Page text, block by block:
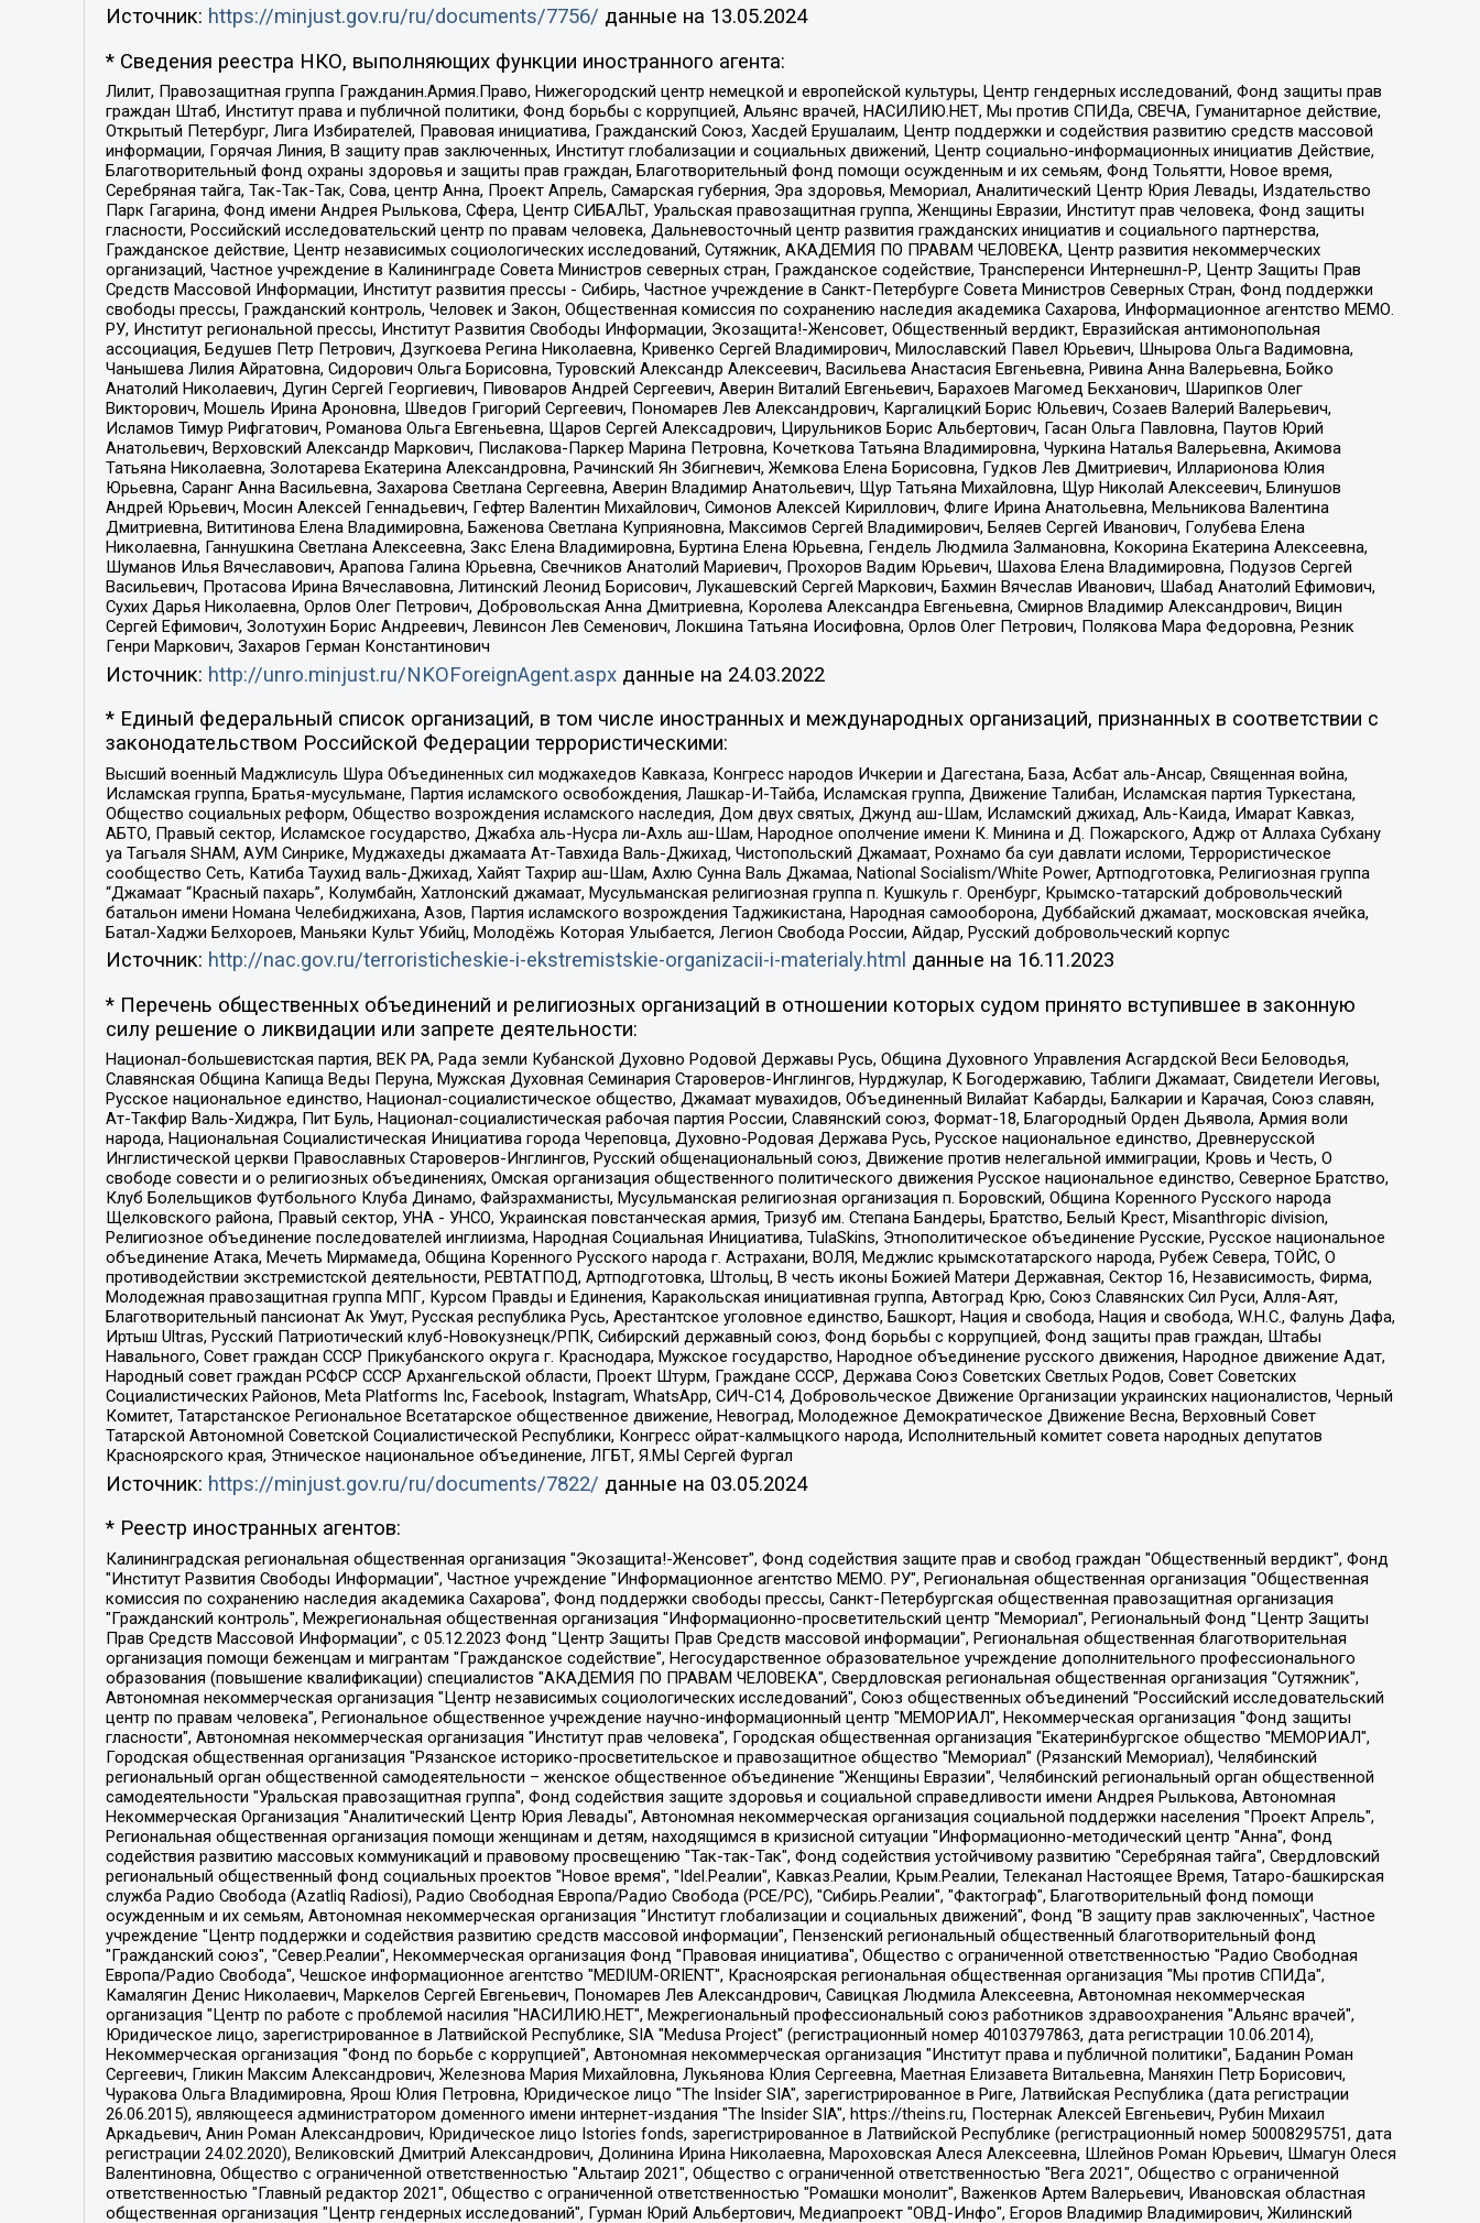
Источник: https://minjust.gov.ru/ru/documents/7756/ данные на 13.05.2024
* Сведения реестра НКО, выполняющих функции иностранного агента:
Лилит, Правозащитная группа Гражданин.Армия.Право, Нижегородский центр немецкой и европейской культуры, Центр гендерных исследований, Фонд защиты прав
граждан Штаб, Институт права и публичной политики, Фонд борьбы с коррупцией, Альянс врачей, НАСИЛИЮ.НЕТ, Мы против СПИДа, СВЕЧА, Гуманитарное действие,
Открытый Петербург, Лига Избирателей, Правовая инициатива, Гражданский Союз, Хасдей Ерушалаим, Центр поддержки и содействия развитию средств массовой
информации, Горячая Линия, В защиту прав заключенных, Институт глобализации и социальных движений, Центр социально-информационных инициатив Действие,
Благотворительный фонд охраны здоровья и защиты прав граждан, Благотворительный фонд помощи осужденным и их семьям, Фонд Тольятти, Новое время,
Серебряная тайга, Так-Так-Так, Сова, центр Анна, Проект Апрель, Самарская губерния, Эра здоровья, Мемориал, Аналитический Центр Юрия Левады, Издательство
Парк Гагарина, Фонд имени Андрея Рылькова, Сфера, Центр СИБАЛЬТ, Уральская правозащитная группа, Женщины Евразии, Институт прав человека, Фонд защиты
гласности, Российский исследовательский центр по правам человека, Дальневосточный центр развития гражданских инициатив и социального партнерства,
Гражданское действие, Центр независимых социологических исследований, Сутяжник, АКАДЕМИЯ ПО ПРАВАМ ЧЕЛОВЕКА, Центр развития некоммерческих
организаций, Частное учреждение в Калининграде Совета Министров северных стран, Гражданское содействие, Трансперенси Интернешнл-Р, Центр Защиты Прав
Средств Массовой Информации, Институт развития прессы - Сибирь, Частное учреждение в Санкт-Петербурге Совета Министров Северных Стран, Фонд поддержки
свободы прессы, Гражданский контроль, Человек и Закон, Общественная комиссия по сохранению наследия академика Сахарова, Информационное агентство МЕМО.
РУ, Институт региональной прессы, Институт Развития Свободы Информации, Экозащита!-Женсовет, Общественный вердикт, Евразийская антимонопольная
ассоциация, Бедушев Петр Петрович, Дзугкоева Регина Николаевна, Кривенко Сергей Владимирович, Милославский Павел Юрьевич, Шнырова Ольга Вадимовна,
Чанышева Лилия Айратовна, Сидорович Ольга Борисовна, Туровский Александр Алексеевич, Васильева Анастасия Евгеньевна, Ривина Анна Валерьевна, Бойко
Анатолий Николаевич, Дугин Сергей Георгиевич, Пивоваров Андрей Сергеевич, Аверин Виталий Евгеньевич, Барахоев Магомед Бекханович, Шарипков Олег
Викторович, Мошель Ирина Ароновна, Шведов Григорий Сергеевич, Пономарев Лев Александрович, Каргалицкий Борис Юльевич, Созаев Валерий Валерьевич,
Исламов Тимур Рифгатович, Романова Ольга Евгеньевна, Щаров Сергей Алексадрович, Цирульников Борис Альбертович, Гасан Ольга Павловна, Паутов Юрий
Анатольевич, Верховский Александр Маркович, Пислакова-Паркер Марина Петровна, Кочеткова Татьяна Владимировна, Чуркина Наталья Валерьевна, Акимова
Татьяна Николаевна, Золотарева Екатерина Александровна, Рачинский Ян Збигневич, Жемкова Елена Борисовна, Гудков Лев Дмитриевич, Илларионова Юлия
Юрьевна, Саранг Анна Васильевна, Захарова Светлана Сергеевна, Аверин Владимир Анатольевич, Щур Татьяна Михайловна, Щур Николай Алексеевич, Блинушов
Андрей Юрьевич, Мосин Алексей Геннадьевич, Гефтер Валентин Михайлович, Симонов Алексей Кириллович, Флиге Ирина Анатольевна, Мельникова Валентина
Дмитриевна, Вититинова Елена Владимировна, Баженова Светлана Куприяновна, Максимов Сергей Владимирович, Беляев Сергей Иванович, Голубева Елена
Николаевна, Ганнушкина Светлана Алексеевна, Закс Елена Владимировна, Буртина Елена Юрьевна, Гендель Людмила Залмановна, Кокорина Екатерина Алексеевна,
Шуманов Илья Вячеславович, Арапова Галина Юрьевна, Свечников Анатолий Мариевич, Прохоров Вадим Юрьевич, Шахова Елена Владимировна, Подузов Сергей
Васильевич, Протасова Ирина Вячеславовна, Литинский Леонид Борисович, Лукашевский Сергей Маркович, Бахмин Вячеслав Иванович, Шабад Анатолий Ефимович,
Сухих Дарья Николаевна, Орлов Олег Петрович, Добровольская Анна Дмитриевна, Королева Александра Евгеньевна, Смирнов Владимир Александрович, Вицин
Сергей Ефимович, Золотухин Борис Андреевич, Левинсон Лев Семенович, Локшина Татьяна Иосифовна, Орлов Олег Петрович, Полякова Мара Федоровна, Резник
Генри Маркович, Захаров Герман Константинович
Источник: http://unro.minjust.ru/NKOForeignAgent.aspxданные на 24.03.2022
* Единый федеральный список организаций, в том числе иностранных и международных организаций, признанных в соответствии с
законодательством Российской Федерации террористическими:
Высший военный Маджлисуль Шура Объединенных сил моджахедов Кавказа, Конгресс народов Ичкерии и Дагестана, База, Асбат аль-Ансар, Священная война,
Исламская группа, Братья-мусульмане, Партия исламского освобождения, Лашкар-И-Тайба, Исламская группа, Движение Талибан, Исламская партия Туркестана,
Общество социальных реформ, Общество возрождения исламского наследия, Дом двух святых, Джунд аш-Шам, Исламский джихад, Аль-Каида, Имарат Кавказ,
АБТО, Правый сектор, Исламское государство, Джабха аль-Нусра ли-Ахль аш-Шам, Народное ополчение имени К. Минина и Д. Пожарского, Аджр от Аллаха Субхану
уа Тагьаля SHAM, АУМ Синрике, Муджахеды джамаата Ат-Тавхида Валь-Джихад, Чистопольский Джамаат, Рохнамо ба суи давлати исломи, Террористическое
сообщество Сеть, Катиба Таухид валь-Джихад, Хайят Тахрир аш-Шам, Ахлю Сунна Валь Джамаа, National Socialism/White Power, Артподготовка, Религиозная группа
“Джамаат “Красный пахарь”, Колумбайн, Хатлонский джамаат, Мусульманская религиозная группа п. Кушкуль г. Оренбург, Крымско-татарский добровольческий
батальон имени Номана Челебиджихана, Азов, Партия исламского возрождения Таджикистана, Народная самооборона, Дуббайский джамаат, московская ячейка,
Батал-Хаджи Белхороев, Маньяки Культ Убийц, Молодёжь Которая Улыбается, Легион Свобода России, Айдар, Русский добровольческий корпус
Источник: http://nac.gov.ru/terroristicheskie-i-ekstremistskie-organizacii-i-materialy.html данные на 16.11.2023
* Перечень общественных объединений и религиозных организаций в отношении которых судом принято вступившее в законную
силу решение о ликвидации или запрете деятельности:
Национал-большевистская партия, ВЕК РА, Рада земли Кубанской Духовно Родовой Державы Русь, Община Духовного Управления Асгардской Веси Беловодья,
Славянская Община Капища Веды Перуна, Мужская Духовная Семинария Староверов-Инглингов, Нурджулар, К Богодержавию, Таблиги Джамаат, Свидетели Иеговы,
Русское национальное единство, Национал-социалистическое общество, Джамаат мувахидов, Объединенный Вилайат Кабарды, Балкарии и Карачая, Союз славян,
Ат-Такфир Валь-Хиджра, Пит Буль, Национал-социалистическая рабочая партия России, Славянский союз, Формат-18, Благородный Орден Дьявола, Армия воли
народа, Национальная Социалистическая Инициатива города Череповца, Духовно-Родовая Держава Русь, Русское национальное единство, Древнерусской
Инглистической церкви Православных Староверов-Инглингов, Русский общенациональный союз, Движение против нелегальной иммиграции, Кровь и Честь, О
свободе совести и о религиозных объединениях, Омская организация общественного политического движения Русское национальное единство, Северное Братство,
Клуб Болельщиков Футбольного Клуба Динамо, Файзрахманисты, Мусульманская религиозная организация п. Боровский, Община Коренного Русского народа
Щелковского района, Правый сектор, УНА - УНСО, Украинская повстанческая армия, Тризуб им. Степана Бандеры, Братство, Белый Крест, Misanthropic division,
Религиозное объединение последователей инглиизма, Народная Социальная Инициатива, TulaSkins, Этнополитическое объединение Русские, Русское национальное
объединение Атака, Мечеть Мирмамеда, Община Коренного Русского народа г. Астрахани, ВОЛЯ, Меджлис крымскотатарского народа, Рубеж Севера, ТОЙС, О
противодействии экстремистской деятельности, РЕВТАТПОД, Артподготовка, Штольц, В честь иконы Божией Матери Державная, Сектор 16, Независимость, Фирма,
Молодежная правозащитная группа МПГ, Курсом Правды и Единения, Каракольская инициативная группа, Автоград Крю, Союз Славянских Сил Руси, Алля-Аят,
Благотворительный пансионат Ак Умут, Русская республика Русь, Арестантское уголовное единство, Башкорт, Нация и свобода, Нация и свобода, W.H.С., Фалунь Дафа,
Иртыш Ultras, Русский Патриотический клуб-Новокузнецк/РПК, Сибирский державный союз, Фонд борьбы с коррупцией, Фонд защиты прав граждан, Штабы
Навального, Совет граждан СССР Прикубанского округа г. Краснодара, Мужское государство, Народное объединение русского движения, Народное движение Адат,
Народный совет граждан РСФСР СССР Архангельской области, Проект Штурм, Граждане СССР, Держава Союз Советских Светлых Родов, Совет Советских
Социалистических Районов, Meta Platforms Inc, Facebook, Instagram, WhatsApp, СИЧ-С14, Добровольческое Движение Организации украинских националистов, Черный
Комитет, Татарстанское Региональное Всетатарское общественное движение, Невоград, Молодежное Демократическое Движение Весна, Верховный Совет
Татарской Автономной Советской Социалистической Республики, Конгресс ойрат-калмыцкого народа, Исполнительный комитет совета народных депутатов
Красноярского края, Этническое национальное объединение, ЛГБТ, Я.МЫ Сергей Фургал
Источник: https://minjust.gov.ru/ru/documents/7822/ данные на 03.05.2024
* Реестр иностранных агентов:
Калининградская региональная общественная организация "Экозащита!-Женсовет", Фонд содействия защите прав и свобод граждан "Общественный вердикт", Фонд "Институт Развития Свободы Информации", Частное учреждение "Информационное агентство МЕМО. РУ", Региональная общественная организация "Общественная комиссия по сохранению наследия академика Сахарова", Фонд поддержки свободы прессы, Санкт-Петербургская общественная правозащитная организация "Гражданский контроль", Межрегиональная общественная организация "Информационно-просветительский центр "Мемориал", Региональный Фонд "Центр Защиты Прав Средств Массовой Информации", с 05.12.2023 Фонд "Центр Защиты Прав Средств массовой информации", Региональная общественная благотворительная организация помощи беженцам и мигрантам "Гражданское содействие", Негосударственное образовательное учреждение дополнительного профессионального образования (повышение квалификации) специалистов "АКАДЕМИЯ ПО ПРАВАМ ЧЕЛОВЕКА", Свердловская региональная общественная организация "Сутяжник", Автономная некоммерческая организация "Центр независимых социологических исследований", Союз общественных объединений "Российский исследовательский центр по правам человека", Региональное общественное учреждение научно-информационный центр "МЕМОРИАЛ", Некоммерческая организация "Фонд защиты гласности", Автономная некоммерческая организация "Институт прав человека", Городская общественная организация "Екатеринбургское общество "МЕМОРИАЛ", Городская общественная организация "Рязанское историко-просветительское и правозащитное общество "Мемориал" (Рязанский Мемориал), Челябинский региональный орган общественной самодеятельности – женское общественное объединение "Женщины Евразии", Челябинский региональный орган общественной самодеятельности "Уральская правозащитная группа", Фонд содействия защите здоровья и социальной справедливости имени Андрея Рылькова, Автономная Некоммерческая Организация "Аналитический Центр Юрия Левады", Автономная некоммерческая организация социальной поддержки населения "Проект Апрель", Региональная общественная организация помощи женщинам и детям, находящимся в кризисной ситуации "Информационно-методический центр "Анна", Фонд содействия развитию массовых коммуникаций и правовому просвещению "Так-так-Так", Фонд содействия устойчивому развитию "Серебряная тайга", Свердловский региональный общественный фонд социальных проектов "Новое время", "Idel.Реалии", Кавказ.Реалии, Крым.Реалии, Телеканал Настоящее Время, Татаро-башкирская служба Радио Свобода (Azatliq Radiosi), Радио Свободная Европа/Радио Свобода (PCE/PC), "Сибирь.Реалии", "Фактограф", Благотворительный фонд помощи осужденным и их семьям, Автономная некоммерческая организация "Институт глобализации и социальных движений", Фонд "В защиту прав заключенных", Частное учреждение "Центр поддержки и содействия развитию средств массовой информации", Пензенский региональный общественный благотворительный фонд "Гражданский союз", "Север.Реалии", Некоммерческая организация Фонд "Правовая инициатива", Общество с ограниченной ответственностью "Радио Свободная Европа/Радио Свобода", Чешское информационное агентство "MEDIUM-ORIENT", Красноярская региональная общественная организация "Мы против СПИДа", Камалягин Денис Николаевич, Маркелов Сергей Евгеньевич, Пономарев Лев Александрович, Савицкая Людмила Алексеевна, Автономная некоммерческая организация "Центр по работе с проблемой насилия "НАСИЛИЮ.НЕТ", Межрегиональный профессиональный союз работников здравоохранения "Альянс врачей", Юридическое лицо, зарегистрированное в Латвийской Республике, SIA "Medusa Project" (регистрационный номер 40103797863, дата регистрации 10.06.2014), Некоммерческая организация "Фонд по борьбе с коррупцией", Автономная некоммерческая организация "Институт права и публичной политики", Баданин Роман Сергеевич, Гликин Максим Александрович, Железнова Мария Михайловна, Лукьянова Юлия Сергеевна, Маетная Елизавета Витальевна, Маняхин Петр Борисович, Чуракова Ольга Владимировна, Ярош Юлия Петровна, Юридическое лицо "The Insider SIA", зарегистрированное в Риге, Латвийская Республика (дата регистрации 26.06.2015), являющееся администратором доменного имени интернет-издания "The Insider SIA", https://theins.ru, Постернак Алексей Евгеньевич, Рубин Михаил Аркадьевич, Анин Роман Александрович, Юридическое лицо Istories fonds, зарегистрированное в Латвийской Республике (регистрационный номер 50008295751, дата регистрации 24.02.2020), Великовский Дмитрий Александрович, Долинина Ирина Николаевна, Мароховская Алеся Алексеевна, Шлейнов Роман Юрьевич, Шмагун Олеся Валентиновна, Общество с ограниченной ответственностью "Альтаир 2021", Общество с ограниченной ответственностью "Вега 2021", Общество с ограниченной ответственностью "Главный редактор 2021", Общество с ограниченной ответственностью "Ромашки монолит", Важенков Артем Валерьевич, Ивановская областная общественная организация "Центр гендерных исследований", Гурман Юрий Альбертович, Медиапроект "ОВД-Инфо", Егоров Владимир Владимирович, Жилинский Владимир Александрович, Общество с ограниченной ответственностью "ЗП", Иванова София Юрьевна, Карезина Инна Павловна, Кильтау Екатерина Викторовна, Петров Алексей Викторович, Пискунов Сергей Евгеньевич, Смирнов Сергей Сергеевич, Тихонов Михаил Сергеевич, Общество с ограниченной ответственностью "ЖУРНАЛИСТ-ИНОСТРАННЫЙ АГЕНТ", Арапова Галина Юрьевна, Вольтская Татьяна Анатольевна, Американская компания "Mason G.E.S. Anonymous Foundation" (США), являющаяся владельцем интернет-издания https://mnews.world/, Компания "Stichting Bellingcat", зарегистрированная в Нидерландах (дата регистрации 11.07.2018), Захаров Андрей Вячеславович, Клепиковская Екатерина Дмитриевна, Общество с ограниченной ответственностью "МЕМО", Перл Роман Александрович, Симонов Евгений Алексеевич, Соловьева Елена Анатольевна, Сотников Даниил Владимирович, Сурначева Елизавета Дмитриевна, Автономная некоммерческая организация по защите прав человека и информированию населения "Якутия – Наше Мнение", Общество с ограниченной ответственностью "Москоу диджитал медиа", с 26.01.2023 Общество с ограниченной ответственностью "Чайка Белые сады", Ветошкина Валерия Валерьевна, Заговора Максим Александрович, Межрегиональное общественное движение "Российская ЛГБТ - сеть", Оленичев Максим Владимирович, Павлов Иван Юрьевич, Скворцова Елена Сергеевна, Общество с ограниченной ответственностью "Как бы инагент", Кочетков Игорь Викторович, Общество с ограниченной ответственностью "Честные выборы", Еланчик Олег Александрович, Общество с ограниченной ответственностью "Нобелевский призыв", Гималова Регина Эмилевна, Григорьев Андрей Валерьевич, Григорьева Алина Александровна, Ассоциация по содействию защите прав призывников, альтернативнослужащих и военнослужащих "Правозащитная группа "Гражданин.Армия.Право", Хисамова Регина Фаритовна, Автономная некоммерческая организация по реализации социально-правовых программ "Лилит", Дальневосточное общественное движение "Маяк", Санкт-Петербургская ЛГБТ-инициативная группа "Выход", Инициативная группа ЛГБТ+ "Реверс", Алексеев Андрей Викторович, Бекбулатова Таисия Львовна, Беляев Иван Михайлович, Владыкина Елена Сергеевна, Гельман Марат Александрович, Никульшина Вероника Юрьевна, Толоконникова Надежда Андреевна, Шендерович Виктор Анатольевич, Общество с ограниченной ответственностью "Данное сообщение", Общество с ограниченной ответственностью Издательский дом "Новая глава", Айнбиндер Александра Александровна, Московский комьюнити-центр для ЛГБТ+инициатив, Благотворительный фонд развития филантропии, Deutsche Welle (Германия, Kurt-Schumacher-Strasse 3, 53113 Bonn), Борзунова Мария Михайловна, Воробьев Виктор Викторович, Голубева Анна Львовна, Константинова Алла Михайловна, Малкова Ирина Владимировна, Мурадов Мурад Абдулгалимович, Осетинская Елизавета Николаевна, Понасенков Евгений Николаевич, Ганапольский Матвей Юрьевич, Киселев Евгений Алексеевич, Борухович Ирина Григорьевна, Дремин Иван Тимофеевич, Дубровский Дмитрий Викторович, Красноярская региональная общественная организация поддержки и развития альтернативных образовательных технологий и межкультурных коммуникаций "ИНТЕРРА", Маяковская Екатерина Алексеевна, Фейгин Марк Захарович, Филимонов Андрей Викторович, Дзугкоева Регина Николаевна, Доброхотов Роман Александрович, Дудь Юрий Александрович, Елкин Сергей Владимирович, Кругликов Кирилл Игоревич, Сабунаева Мария Леонидовна, Семенов Алексей Владимирович, Шаинян Карен Багратович, Шульман Екатерина Михайловна, Асафьев Артур Валерьевич, Вахштайн Виктор Семенович, Венедиктов Алексей Алексеевич, Лушникова Екатерина Евгеньевна, Волков Леонид Михайлович, Невзоров Александр Глебович, Пархоменко Сергей Борисович, Сироткин Ярослав Николаевич, Кара-Мурза Владимир Владимирович, Баранова Наталья Владимировна, Гозман Леонид Яковлевич, Кагарлицкий Борис Юльевич, Климарев Михаил Валерьевич, Милов Владимир Станиславович, Автономная некоммерческая организация Краснодарский центр современного искусства "Типография", Моргенштерн Алишер Тагирович, Соболь Любовь Эдуардовна, Общество с ограниченной ответственностью "ЛИЗА НОРМ", Каспаров Гарри Кимович, Ходорковский Михаил Борисович, Общество с ограниченной ответственностью "Апрельские тезисы", Данилович Ирина Брониславовна, Кашин Олег Владимирович, Петров Николай Владимирович, Пивоваров Алексей Владимирович, Соколов Михаил Владимирович, Цветкова Юлия Владимировна, Чичваркин Евгений Александрович, Комитет против пыток/Команда против пыток, Общество с ограниченной ответственностью "Первый научный", Общество с ограниченной ответственностью "Вертолет и ко", Белоцерковская Вероника Борисовна, Кац Максим Евгеньевич, Лазарева Татьяна Юрьевна, Шаведдинов Руслан Табризович, Яшин Илья Валерьевич, Общество с ограниченной ответственностью "Иноагент ААВ", Алешковский Дмитрий Петрович, Альбац Евгения Марковна, Быков Дмитрий Львович, Галямина Юлия Евгеньевна, Лойко Сергей Леонидович, Мартынов Кирилл Константинович, Медведев Сергей Александрович, Крашенинников Федор Геннадиевич, Гордеева Катерина Вл